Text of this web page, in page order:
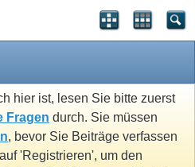
hier ist, lesen Sie bitte zuerst
Fragen durch. Sie müssen
, bevor Sie Beiträge verfassen
'Registrieren', um den